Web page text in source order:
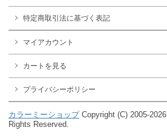
特定商取引法に基づく表記
マイアカウント
カートを見る
プライバシーポリシー
カラーミーショップCopyright (C) 2005-2026
Rights Reserved.